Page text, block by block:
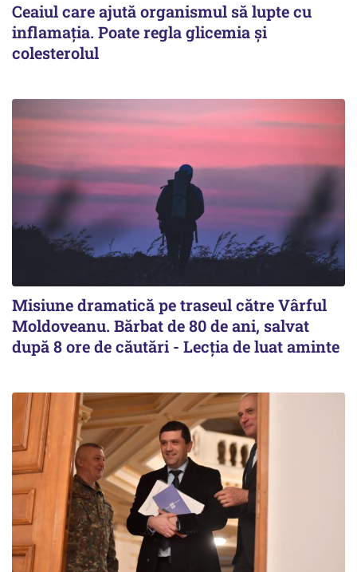
Ceaiul care ajută organismul să lupte cu
inflamația. Poate regla glicemia și
colesterolul
Misiune dramatică pe traseul către Vârful
Moldoveanu. Bărbat de 80 de ani, salvat
după 8 ore de căutări - Lecția de luat aminte